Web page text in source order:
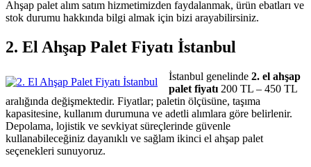
Ahşap palet alım satım hizmetimizden faydalanmak, ürün ebatları ve
stok durumu hakkında bilgi almak için bizi arayabilirsiniz.
2. El Ahşap Palet Fiyatı İstanbul
İstanbul genelinde 2. el ahşap
palet fiyatı 200 TL – 450 TL
aralığında değişmektedir. Fiyatlar; paletin ölçüsüne, taşıma
kapasitesine, kullanım durumuna ve adetli alımlara göre belirlenir.
Depolama, lojistik ve sevkiyat süreçlerinde güvenle
kullanabileceğiniz dayanıklı ve sağlam ikinci el ahşap palet
seçenekleri sunuyoruz.